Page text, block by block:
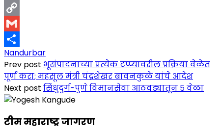
LinkedIn
Copy
Link
Gmail
Share
Nandurbar
Prev post भूसंपादनाच्या प्रत्येक टप्प्यावरील प्रक्रिया वेळेत
पूर्ण करा; महसूल मंत्री चंद्रशेखर बावनकुळे यांचे आदेश
Next post सिंधुदुर्ग-पुणे विमानसेवा आठवड्यातून ५ वेळा
टीम महाराष्ट्र जागरण